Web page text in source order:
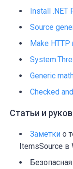
Install .NET
Source
Make
Generic
Checked
Статьи и
Заметки о
ItemsSource в